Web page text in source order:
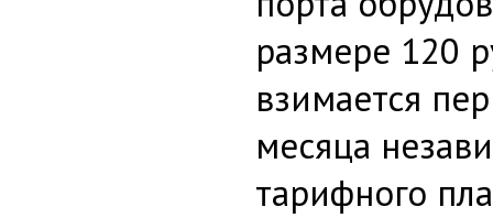
размере 120
взимается
месяца
тарифного